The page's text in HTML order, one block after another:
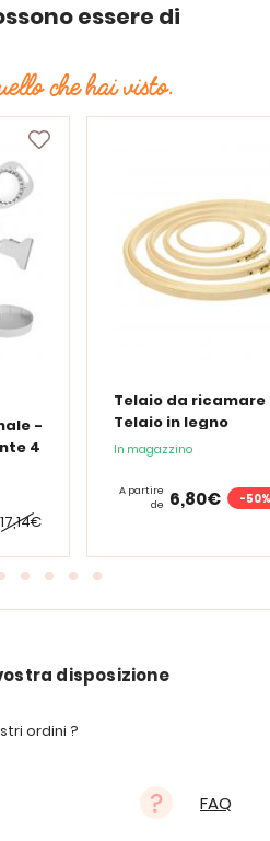
essere di
che hai visto.
-
4
Telaio da ricamare
Telaio in legno
In magazzino
A partire
de 6,80€ -50%
disposizione
ordini ?
FAQ